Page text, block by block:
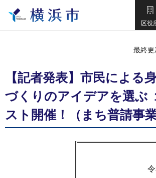
区役
最終
【記者発表】市民による
づくりのアイデアを選ぶ
スト開催！（まち普請事業